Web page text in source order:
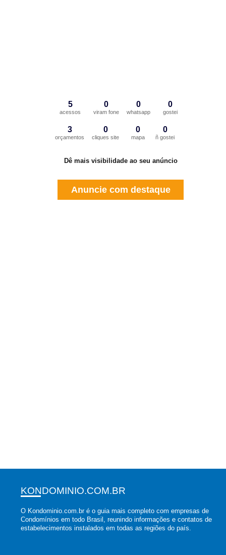
5
acessos
0
viram fone
0
whatsapp
0
gostei
3
orçamentos
0
cliques site
0
mapa
0
ñ gostei
Dê mais visibilidade ao seu anúncio
Anuncie com destaque
KONDOMINIO.COM.BR
O Kondominio.com.br é o guia mais completo com empresas de
Condomínios em todo Brasil, reunindo informações e contatos de
estabelecimentos instalados em todas as regiões do país.